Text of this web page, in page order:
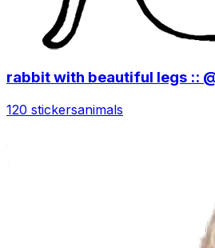
rabbit with beautiful legs ::
120 stickersanimals